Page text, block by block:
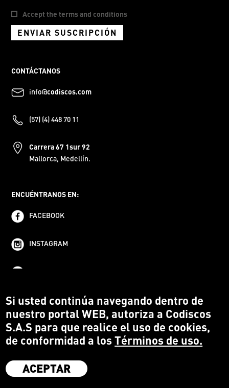
Accept the terms and conditions
ENVIAR SUSCRIPCIÓN
CONTÁCTANOS
info@codiscos.com
(57) (4) 448 70 11
Carrera 67 1sur 92
Mallorca, Medellín.
ENCUÉNTRANOS EN:
FACEBOOK
INSTAGRAM
Codiscos S.A.S
Si usted continúa navegando dentro de
nuestro portal WEB, autoriza a Codiscos
S.A.S para que realice el uso de cookies,
de conformidad a losTérminos de uso.
ACEPTAR